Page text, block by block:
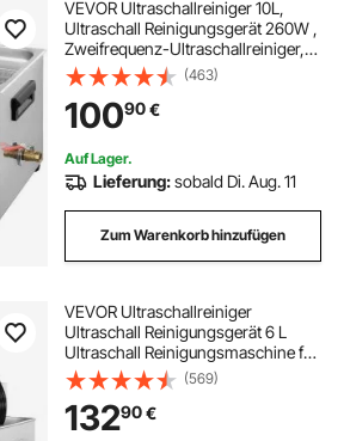
VEVOR Ultraschallreiniger 10L,
Ultraschall Reinigungsgerät 260W ,
Zweifrequenz-Ultraschallreiniger,
Schmuckreiniger Ultraschall
Ultraschallreiniger
Ultraschallreinigungsgerät Brille mit
LED-Bildschirm
(463)
10090€
Auf Lager.
Lieferung:sobald Di. Aug. 11
Zum Warenkorb hinzufügen
VEVOR Ultraschallreiniger
Ultraschall Reinigungsgerät 6 L
Ultraschall Reinigungsmaschine für
Schallplatten 180 W einstellbare
Zeit, Schallplattenreiniger Edelstahl
40 KHz Reinigungsgerät
(569)
13290€